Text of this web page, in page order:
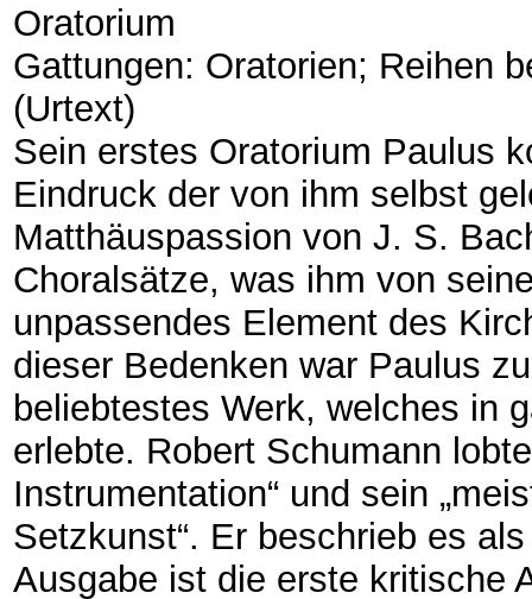
Oratorium
Gattungen: Oratorien; Reihen
(Urtext)
Sein erstes Oratorium Paulus
Eindruck der von ihm selbst
Matthäuspassion von J. S.
Choralsätze, was ihm von
unpassendes Element des
dieser Bedenken war Paulus
beliebtestes Werk, welches in
erlebte. Robert Schumann
Instrumentation“ und sein
Setzkunst“. Er beschrieb es
Ausgabe ist die erste kritische